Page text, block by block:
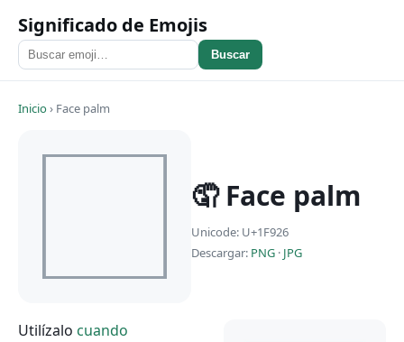
Significado de Emojis
Buscar
Inicio› Face palm
🤦 Face palm
Unicode: U+1F926
Descargar: PNG · JPG
Utilízalo cuando